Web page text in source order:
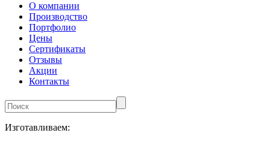
О компании
Производство
Портфолио
Цены
Сертификаты
Отзывы
Акции
Контакты
Изготавливаем: